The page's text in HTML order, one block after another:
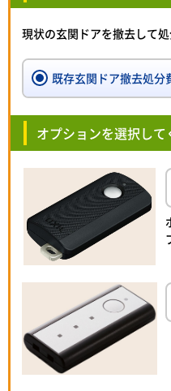
現状の玄関ドアを撤去して処
既存玄関ドア撤去処分
オプションを選択して